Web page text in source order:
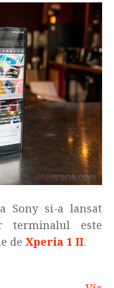
Sony si-a lansat
terminalul este
de Xperia 1 II.